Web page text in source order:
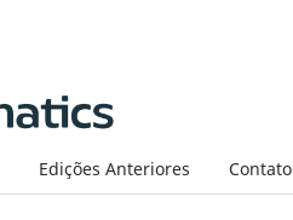
Edições Anteriores Contato